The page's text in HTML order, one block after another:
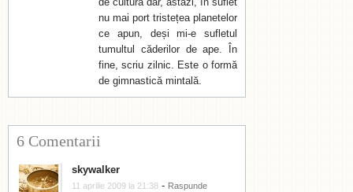
nu mai port tristețea planetelor
ce apun, deși mi-e sufletul
tumultul căderilor de ape. În
fine, scriu zilnic. Este o formă
de gimnastică mintală.
6 Comentarii
skywalker
11 aprilie 2009 la 21:38 - Raspunde